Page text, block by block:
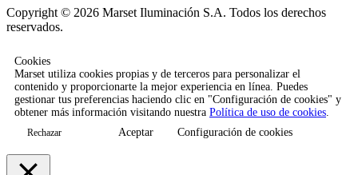
Copyright © 2026 Marset Iluminación S.A. Todos los derechos
reservados.
Cookies
Marset utiliza cookies propias y de terceros para personalizar el
contenido y proporcionarte la mejor experiencia en línea. Puedes
gestionar tus preferencias haciendo clic en "Configuración de cookies" y
obtener más información visitando nuestra Política de uso de cookies
Rechazar Aceptar Configuración de cookies